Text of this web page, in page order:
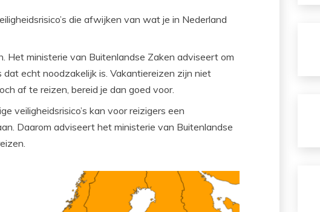
die afwijken van wat je in Nederland
Het ministerie van Buitenlandse Zaken adviseert om
echt noodzakelijk is. Vakantiereizen zijn niet
af te reizen, bereid je dan goed voor.
veiligheidsrisico’s kan voor reizigers een
Daarom adviseert het ministerie van Buitenlandse